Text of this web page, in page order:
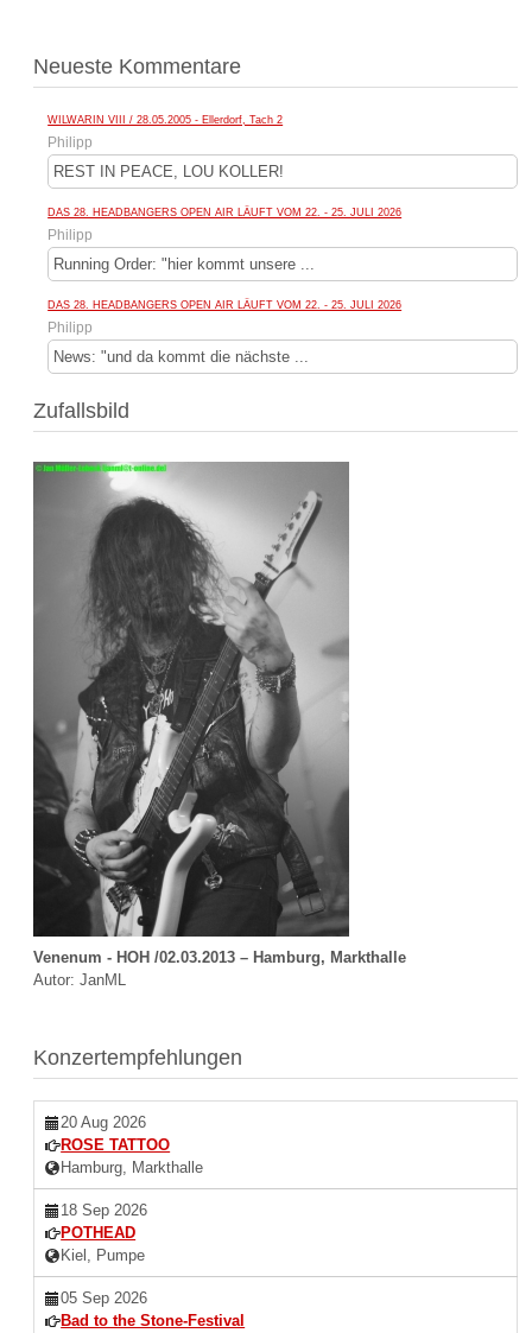
Neueste Kommentare
WILWARIN VIII / 28.05.2005 - Ellerdorf, Tach 2
Philipp
REST IN PEACE, LOU KOLLER!
DAS 28. HEADBANGERS OPEN AIR LÄUFT VOM 22. - 25. JULI 2026
Philipp
Running Order: "hier kommt unsere ...
DAS 28. HEADBANGERS OPEN AIR LÄUFT VOM 22. - 25. JULI 2026
Philipp
News: "und da kommt die nächste ...
Zufallsbild
Venenum - HOH /02.03.2013 – Hamburg, Markthalle
Autor: JanML
Konzertempfehlungen
20 Aug 2026
ROSE TATTOO
Hamburg, Markthalle
18 Sep 2026
POTHEAD
Kiel, Pumpe
05 Sep 2026
Bad to the Stone-Festival